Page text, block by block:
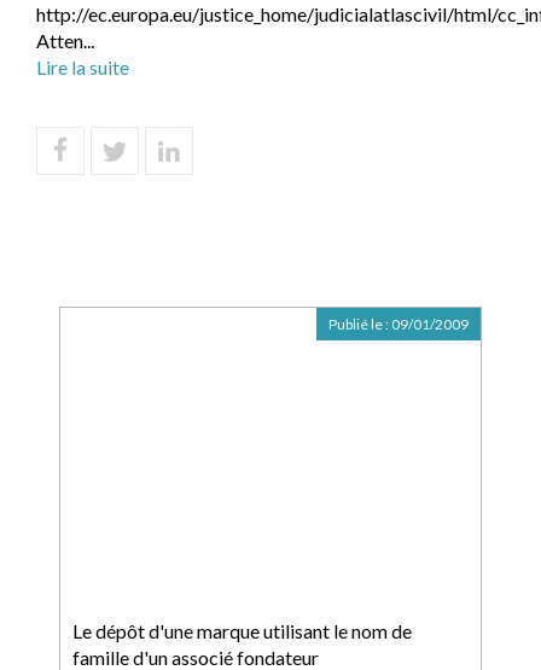
http://ec.europa.eu/justice_home/judicialatlascivil/html/
Atten...
Lire la suite
Le dépôt d'une marque utilisant le nom de
famille d'un associé fondateur
Publié le : 09/01/2009